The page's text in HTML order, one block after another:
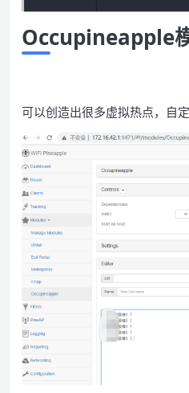
Occupineapple
可以创造出很多虚拟热点，自